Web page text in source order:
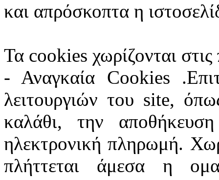
και απρόσκοπτα η
Τα cookies χωρίζονται
- Αναγκαία Cookies
λειτουργιών του site,
καλάθι, την
ηλεκτρονική πληρωμή.
πλήττεται άμεσα η